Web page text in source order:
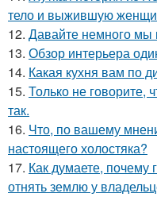
тело и выжившую
12. Давайте немного мы
13. Обзор интерьера
14. Какая кухня вам по
15. Только не говорите,
так.
16. Что, по вашему
настоящего холостяка?
17. Как думаете, почему
отнять землю у